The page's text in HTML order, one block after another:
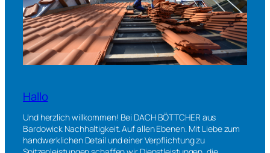
Hallo
Und herzlich willkommen! Bei DACH BÖTTCHER aus
Bardowick Nachhaltigkeit. Auf allen Ebenen. Mit Liebe zum
handwerklichen Detail und einer Verpflichtung zu